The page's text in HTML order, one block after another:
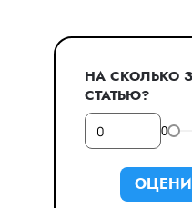
НА СКОЛЬКО
СТАТЬЮ?
0